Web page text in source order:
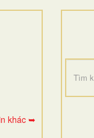
khác ➥